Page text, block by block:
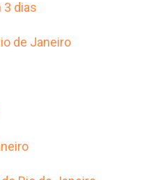
3 dias
de Janeiro